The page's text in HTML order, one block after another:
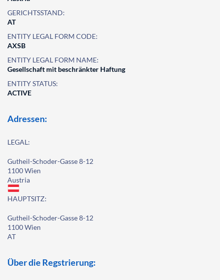
GERICHTSSTAND:
AT
ENTITY LEGAL FORM CODE:
AXSB
ENTITY LEGAL FORM NAME:
Gesellschaft mit beschränkter Haftung
ENTITY STATUS:
ACTIVE
Adressen:
LEGAL:
Gutheil-Schoder-Gasse 8-12
1100 Wien
Austria
HAUPTSITZ:
Gutheil-Schoder-Gasse 8-12
1100 Wien
AT
Über die Regstrierung: